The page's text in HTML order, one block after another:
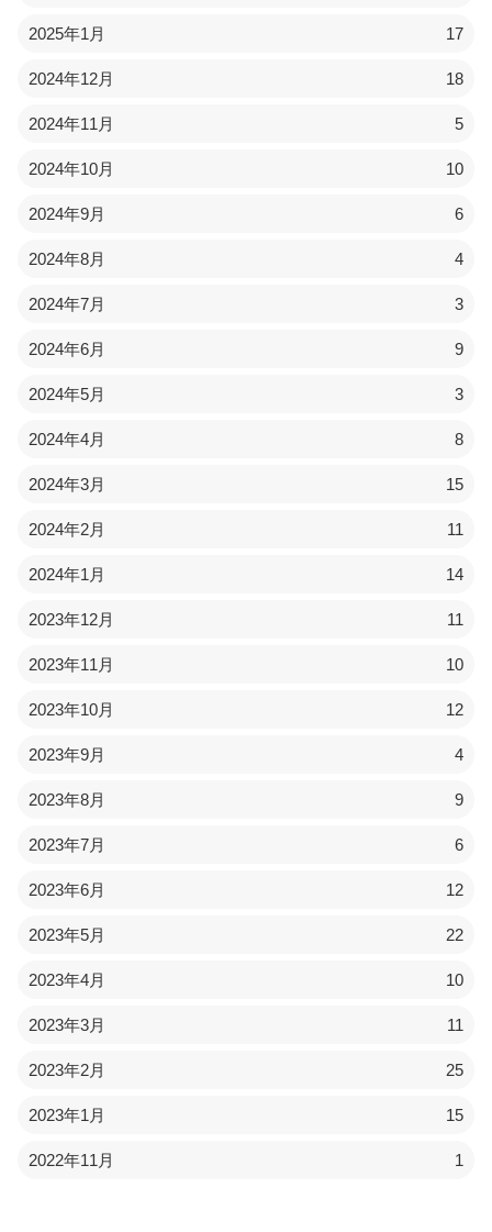
2025年1月 17
2024年12月 18
2024年11月 5
2024年10月 10
2024年9月 6
2024年8月 4
2024年7月 3
2024年6月 9
2024年5月 3
2024年4月 8
2024年3月 15
2024年2月 11
2024年1月 14
2023年12月 11
2023年11月 10
2023年10月 12
2023年9月 4
2023年8月 9
2023年7月 6
2023年6月 12
2023年5月 22
2023年4月 10
2023年3月 11
2023年2月 25
2023年1月 15
2022年11月 1